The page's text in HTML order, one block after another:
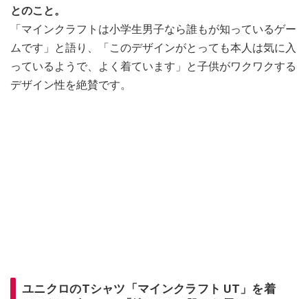
とのこと。
「マインクラフトは小学生男子なら誰もが知っているゲー
ムです」と語り、「このデザインがとっても本人は気に入
っているようで、よく着ています」と子供がワクワクする
デザイン性を絶賛です。
ユニクロのTシャツ「マインクラフト UT」を着